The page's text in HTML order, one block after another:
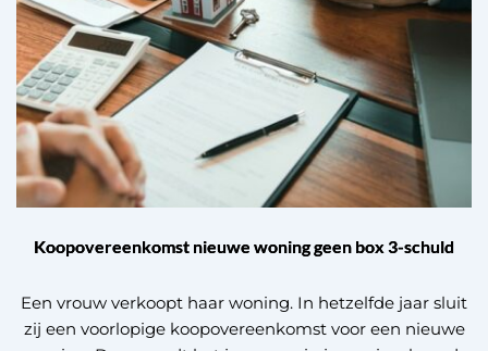
Koopovereenkomst nieuwe woning geen box 3-schuld
Een vrouw verkoopt haar woning. In hetzelfde jaar sluit
zij een voorlopige koopovereenkomst voor een nieuwe